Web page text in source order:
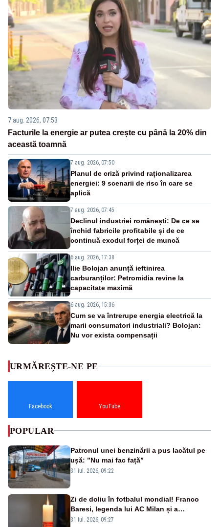
7 aug. 2026, 07:53
Facturile la energie ar putea crește cu până la 20% din
această toamnă
7 aug. 2026, 07:50
Planul de criză privind raționalizarea
energiei: 9 scenarii de risc în care se
aplică
7 aug. 2026, 07:45
Declinul industriei românești: De ce se
închid fabricile profitabile și de ce
continuă exodul forței de muncă
6 aug. 2026, 17:38
Ilie Bolojan anunță ieftinirea
carburanților: Petromidia revine la
capacitate maximă
6 aug. 2026, 15:36
Cum se va întrerupe energia electrică la
marii consumatori industriali? Bolojan:
Nu vor exista compensații
URMĂREȘTE-NE PE
Facebook YouTube
POPULAR
Patronul unei benzinării a pus lacătul pe
ușă: ”Nu mai fac față”
31 iul. 2026, 09:22
Zi de doliu în fotbalul mondial! Franco
Baresi, legenda lui AC Milan și a
naționalei Italiei, a murit
31 iul. 2026, 09:27